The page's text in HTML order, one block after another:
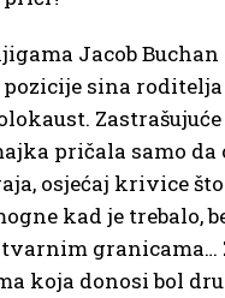
Jacob Buchan
sina
pričala samo da
osjećaj krivice
kad je trebalo,
granicama…
koja donosi bol